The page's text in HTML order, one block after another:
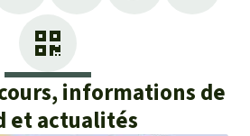
informations de
et actualités